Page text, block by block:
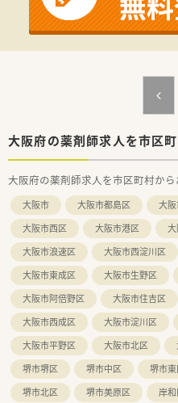
大阪府の薬剤師求人を市区
大阪府の薬剤師求人を市区町村から
大阪市 大阪市都島区 大
大阪市西区
大阪市港区
大阪市浪速区
大阪市西淀川区
大阪市東成区
大阪市生野区
大阪市阿倍野区
大阪市住吉区
大阪市西成区
大阪市淀川区
大阪市平野区
大阪市北区
堺市堺区
堺市中区 堺市
堺市北区
堺市美原区 岸